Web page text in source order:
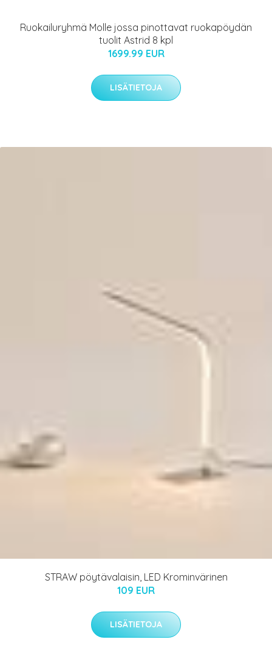
Ruokailuryhmä Molle jossa pinottavat ruokapöydän
tuolit Astrid 8 kpl
1699.99 EUR
LISÄTIETOJA
STRAW pöytävalaisin, LED Krominvärinen
109 EUR
LISÄTIETOJA